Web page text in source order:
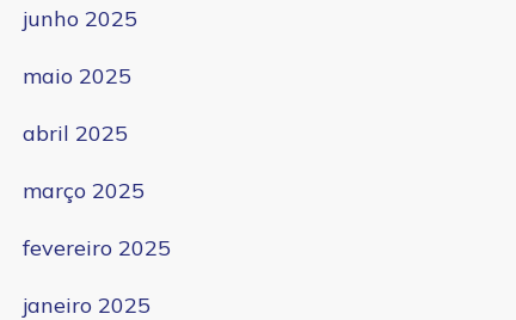
junho 2025
maio 2025
abril 2025
março 2025
fevereiro 2025
janeiro 2025